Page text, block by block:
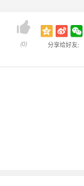

(0) 分享给好友: